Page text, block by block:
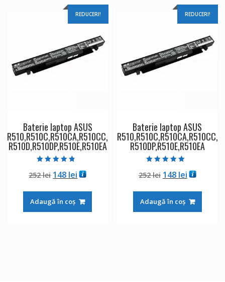
REDUCERI!
Baterie laptop ASUS
R510,R510C,R510CA,R510CC,
R510D,R510DP,R510E,R510EA
4.50
din 5
252lei Prețul
a
fost:
148 leiPrețul
este:
148 lei.
Adaugă în coș
REDUCERI!
Baterie laptop ASUS
R510,R510C,R510CA,R510CC,
R510DP,R510E,R510EA
5.00
din 5
252lei Prețul
a
fost:
148 leiPrețul
este:
148 lei.
Adaugă în coș